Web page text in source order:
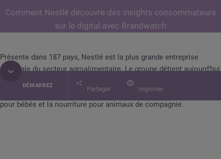
Comment Nestlé découvre des insights consommateurs
sur le digital avec Brandwatch
DÉMARREZ Partager Imprimer
Présente dans 187 pays, Nestlé est la plus grande entreprise
mondiale du secteur agroalimentaire. Le groupe détient aujourd’hui
plus de 2 000 marques, fabriquant des produits dans le domaine
culinaire dont le café, le cacao, le thé, la confiserie, les aliments
pour bébés et la nourriture pour animaux de compagnie.